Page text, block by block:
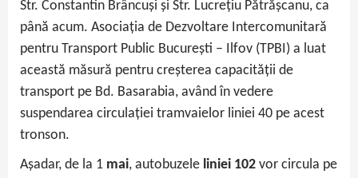
Str. Constantin Brâncuși și Str. Lucrețiu Pătrășcanu, ca
până acum. Asociația de Dezvoltare Intercomunitară
pentru Transport Public București – Ilfov (TPBI) a luat
această măsură pentru creșterea capacității de
transport pe Bd. Basarabia, având în vedere
suspendarea circulației tramvaielor liniei 40 pe acest
tronson.
Așadar, de la 1 mai, autobuzele liniei 102 vor circula pe